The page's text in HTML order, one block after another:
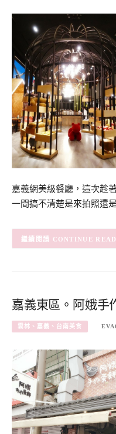
嘉義網美級餐廳，這次趁
一間搞不清楚是來拍照還
CONTINUE
嘉義東區。阿娥手
雲林、嘉義、台南美食